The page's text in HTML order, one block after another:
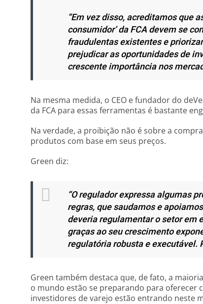
“Em vez disso, acreditamos que
consumidor’ da FCA devem se
fraudulentas existentes e
prejudicar as oportunidades de
crescente importância nos
Na mesma medida, o CEO e fundador do
da FCA para essas ferramentas é bastante
Na verdade, a proibição não é sobre a
produtos com base em seus preços.
Green diz:
“O regulador expressa algumas
regras, que saudamos e
deveria regulamentar o setor em
graças ao seu crescimento
regulatória robusta e executável.
Green também destaca que, de fato, a
o mundo estão se preparando para oferecer
investidores de varejo estão entrando neste